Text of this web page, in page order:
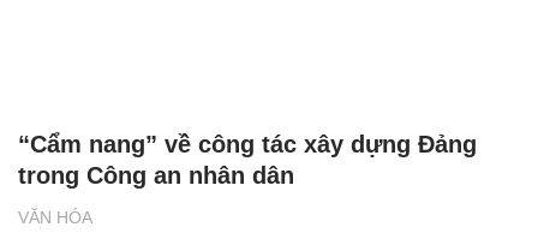
VĂN HÓA
“Cẩm nang” về công tác xây dựng Đảng
trong Công an nhân dân